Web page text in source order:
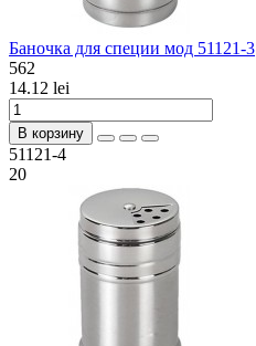
Баночка для специи мод 51121-3
562
14.12 lei
В корзину
51121-4
20